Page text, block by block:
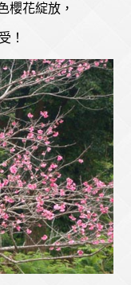
櫻花綻放，
！